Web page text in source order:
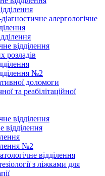
алергологічне
відділення
розладів
№2
доломоги
та реабілітаційної
відділення
відділення
№2
відділення
з ліжками для